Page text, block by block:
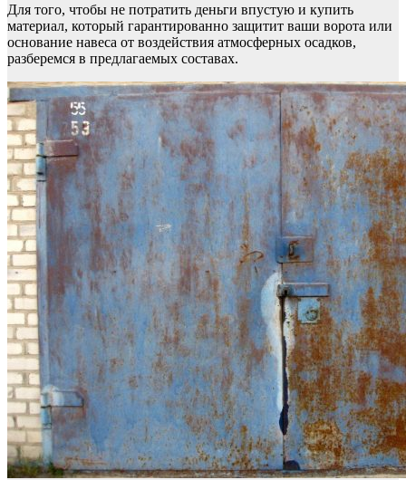
Для того, чтобы не потратить деньги впустую и купить
материал, который гарантированно защитит ваши ворота или
основание навеса от воздействия атмосферных осадков,
разберемся в предлагаемых составах.